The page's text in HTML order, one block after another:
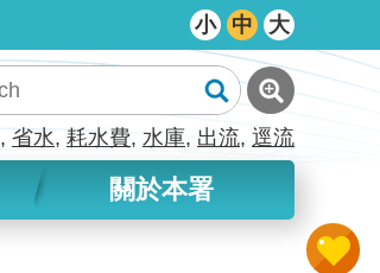
小 中 大
省水 耗水費 水庫 出流 逕流
關於本署